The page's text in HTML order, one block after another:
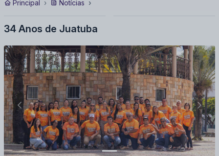
Principal Notícias
34 Anos de Juatuba
Anterior